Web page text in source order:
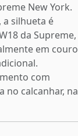
New York.
silhueta é
da Supreme,
em couro
com
no calcanhar, na